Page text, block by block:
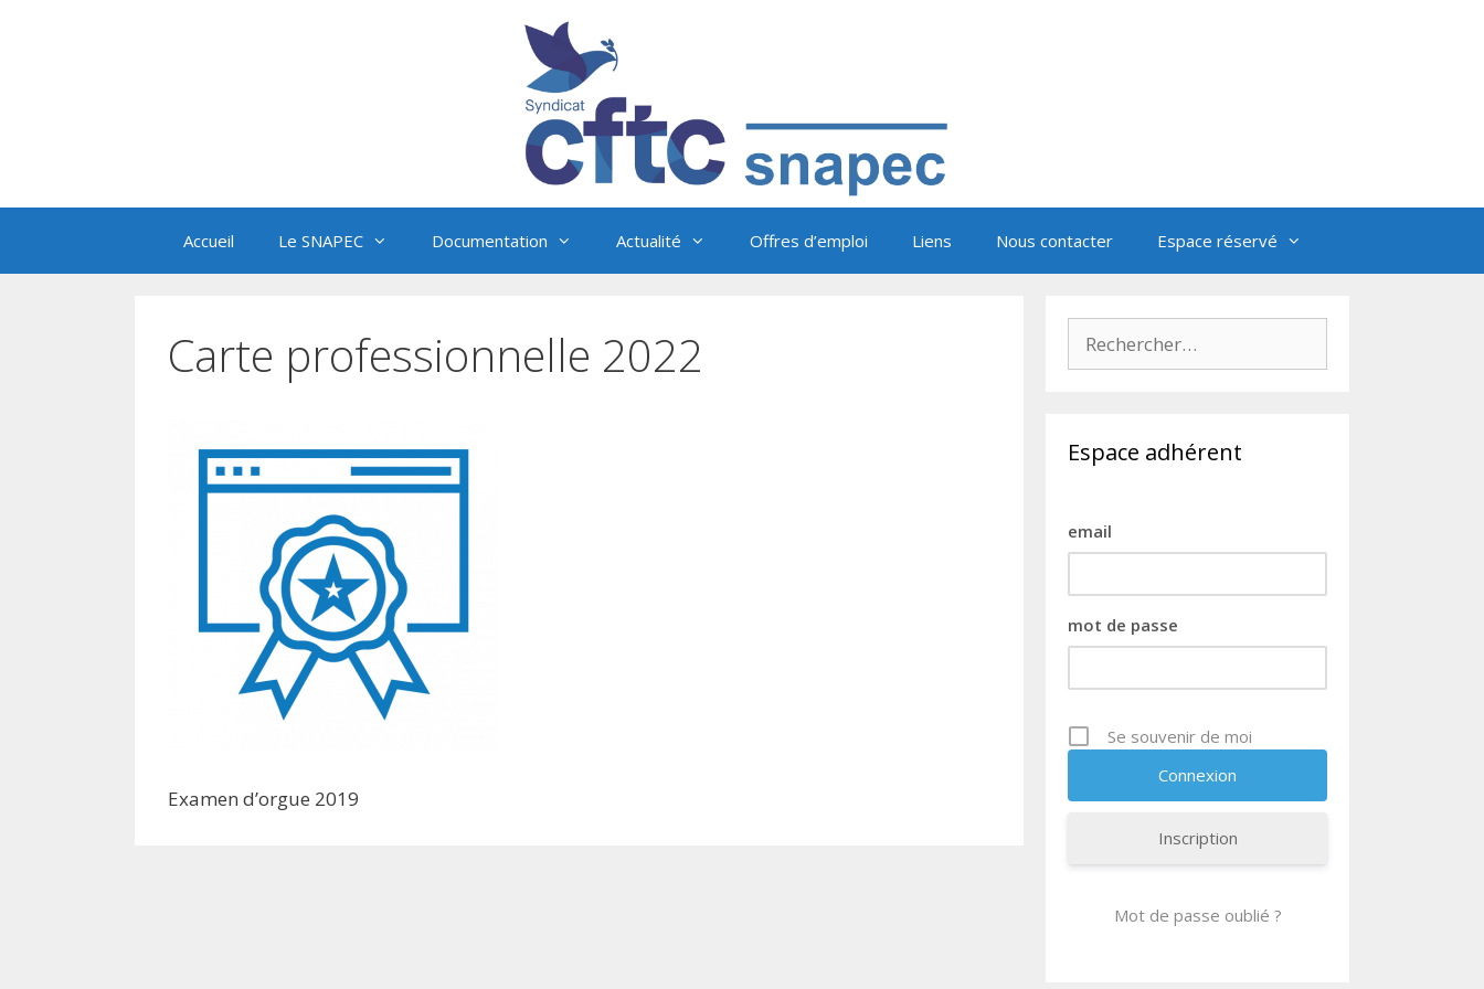
Accueil Le SNAPEC Documentation Actualité Offres d’emploi Liens Nous contacter Espace réservé
Carte professionnelle 2022
Examen d’orgue 2019
Espace adhérent
email
mot de passe
Se souvenir de moi
Inscription
Mot de passe oublié ?